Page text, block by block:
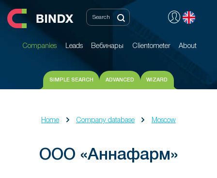
Companies Leads Вебинары Clientometer About
Companies Leads Вебинары Clientometer About
SIMPLE SEARCH ADVANCED WIZARD
Home Company database Moscow
ООО «Аннафарм»